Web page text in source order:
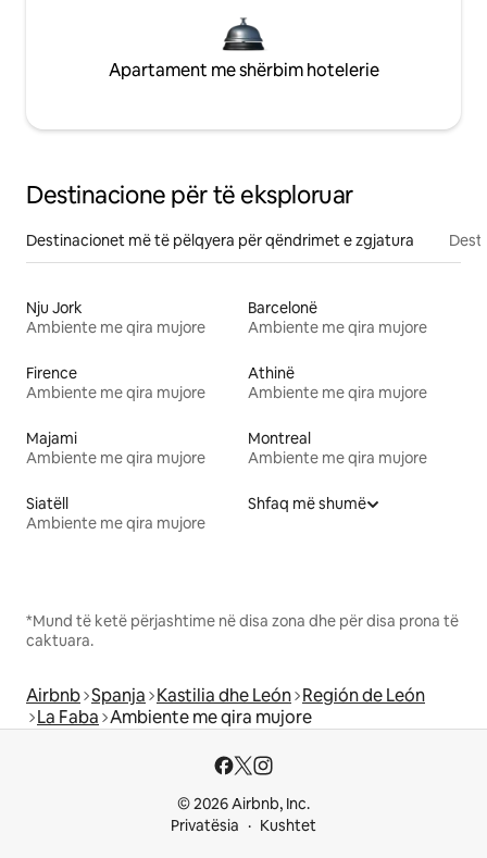
Apartament me shërbim hotelerie
Destinacione për të eksploruar
Destinacionet më të pëlqyera për qëndrimet e zgjatura
Nju Jork
Ambiente me qira mujore
Barcelonë
Ambiente me qira mujore
Firence
Ambiente me qira mujore
Athinë
Ambiente me qira mujore
Majami
Ambiente me qira mujore
Montreal
Ambiente me qira mujore
Siatëll
Ambiente me qira mujore
Shfaq më shumë
*Mund të ketë përjashtime në disa zona dhe për disa prona të
caktuara.
Airbnb Spanja Kastilia dhe León Región de León
La Faba Ambiente me qira mujore
© 2026 Airbnb, Inc.
Privatësia
Kushtet